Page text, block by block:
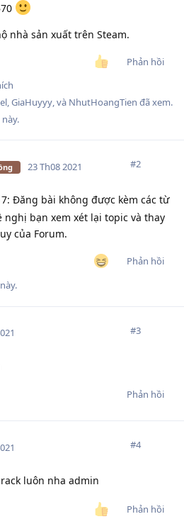
nhà sản xuất trên Steam.
Phản hồi
,GiaHuyyy, và NhutHoangTien đã xem.
23 Th08 2021 #2
Đăng bài không được kèm các từ
nghị bạn xem xét lại topic và thay
của Forum.
Phản hồi
#3
Phản hồi
#4
luôn nha admin
Phản hồi